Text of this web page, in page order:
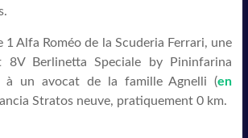
1 Alfa Roméo de la Scuderia Ferrari, une
8V Berlinetta Speciale by Pininfarina
à un avocat de la famille Agnelli (en
Stratos neuve, pratiquement 0 km.